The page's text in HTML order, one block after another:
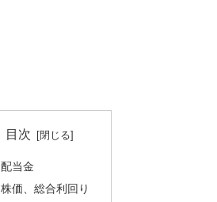
目次
配当金
株価、総合利回り